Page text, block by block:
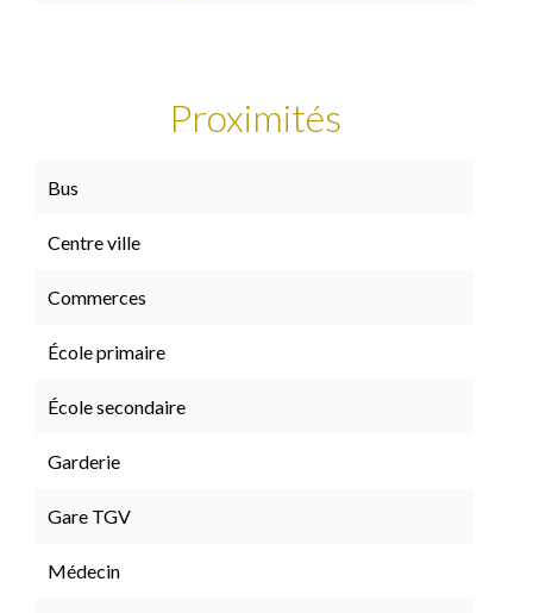
Proximités
Bus
Centre ville
Commerces
École primaire
École secondaire
Garderie
Gare TGV
Médecin